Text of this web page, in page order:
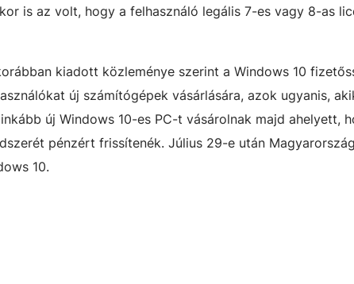
is az volt, hogy a felhasználó legális 7-es vagy 8-as
kiadott közleménye szerint a Windows 10
új számítógépek vásárlására, azok ugyanis,
új Windows 10-es PC-t vásárolnak majd ahelyett,
pénzért frissítenék. Július 29-e után
10.